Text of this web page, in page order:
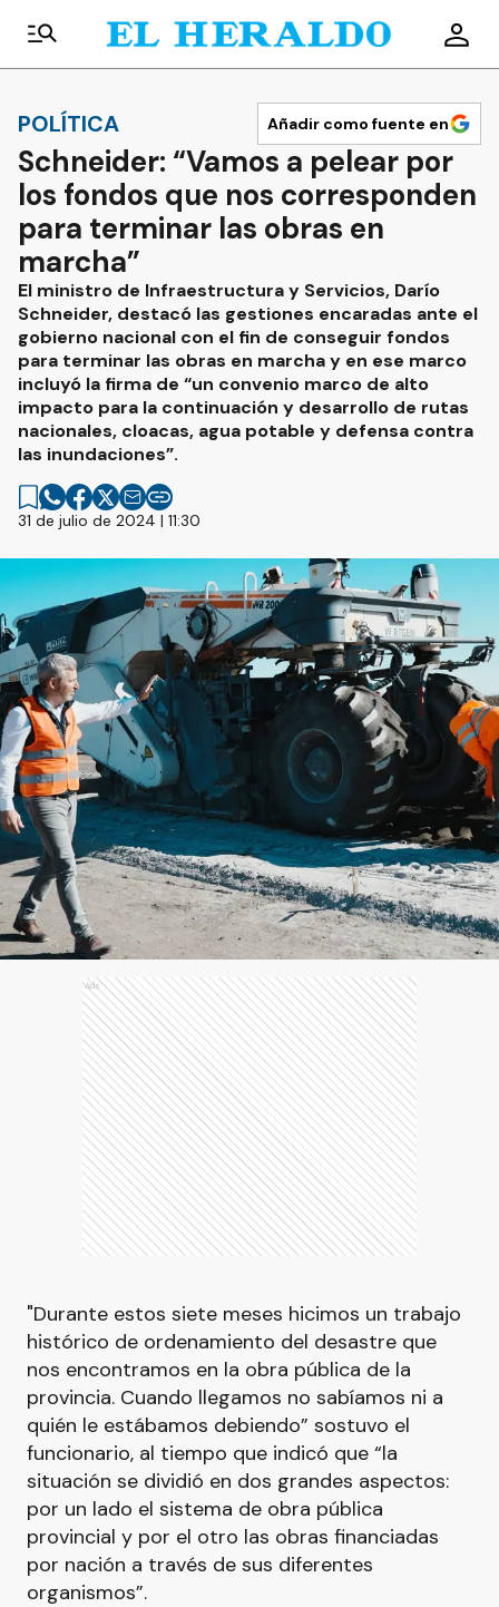
POLÍTICA Añadir como fuente en
Schneider: “Vamos a pelear por
los fondos que nos corresponden
para terminar las obras en
marcha”
El ministro de Infraestructura y Servicios, Darío
Schneider, destacó las gestiones encaradas ante el
gobierno nacional con el fin de conseguir fondos
para terminar las obras en marcha y en ese marco
incluyó la firma de “un convenio marco de alto
impacto para la continuación y desarrollo de rutas
nacionales, cloacas, agua potable y defensa contra
las inundaciones”.
31 de julio de 2024 | 11:30
Ads
"Durante estos siete meses hicimos un trabajo
histórico de ordenamiento del desastre que
nos encontramos en la obra pública de la
provincia. Cuando llegamos no sabíamos ni a
quién le estábamos debiendo” sostuvo el
funcionario, al tiempo que indicó que “la
situación se dividió en dos grandes aspectos:
por un lado el sistema de obra pública
provincial y por el otro las obras financiadas
por nación a través de sus diferentes
organismos”.